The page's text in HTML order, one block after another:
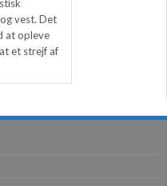
vest. Det
at opleve
et strejf af